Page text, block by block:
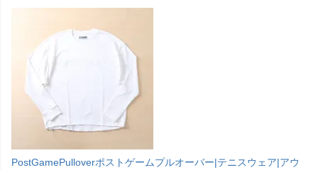
PostGamePulloverポストゲームプルオーバー|テニスウェア|アウ